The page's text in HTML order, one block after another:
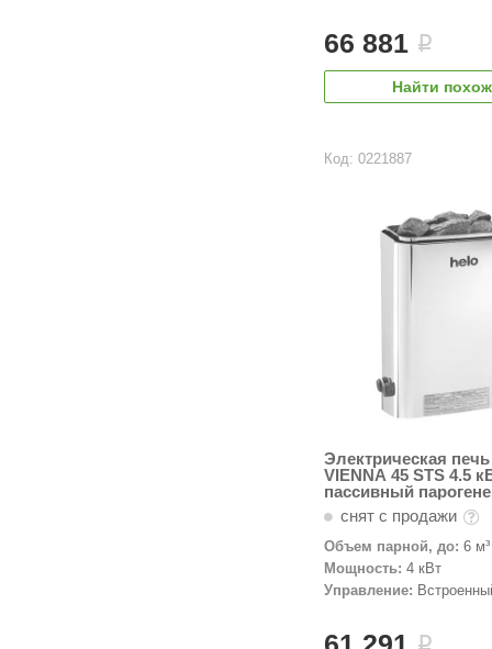
66 881 i
Найти
Код: 0221887
Электрическая
VIENNA 45 STS 4.5
пассивный
снят с продажи
Объем парной, до: 6 м³
Мощность: 4 кВт
Управление:
i